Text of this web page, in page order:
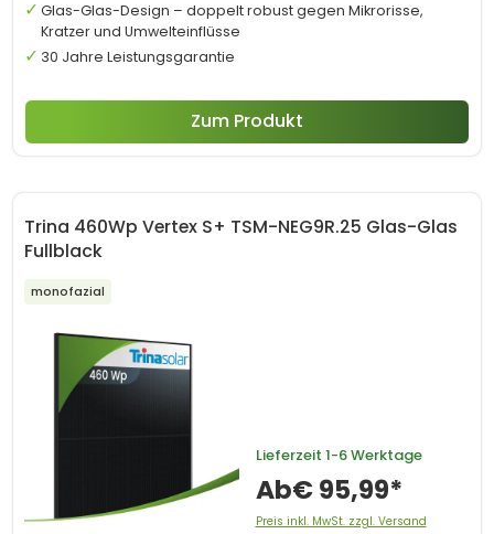
Glas-Glas-Design – doppelt robust gegen Mikrorisse,
Kratzer und Umwelteinflüsse
30 Jahre Leistungsgarantie
Zum Produkt
Trina 460Wp Vertex S+ TSM-NEG9R.25 Glas-Glas
Fullblack
monofazial
Lieferzeit 1-6 Werktage
Ab€ 95,99*
Preis inkl. MwSt. zzgl. Versand